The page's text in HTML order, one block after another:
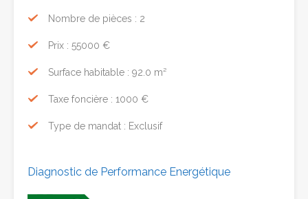
Nombre de pièces : 2
Prix : 55000 €
Surface habitable : 92.0 m²
Taxe foncière : 1000 €
Type de mandat : Exclusif
Diagnostic de Performance Energétique